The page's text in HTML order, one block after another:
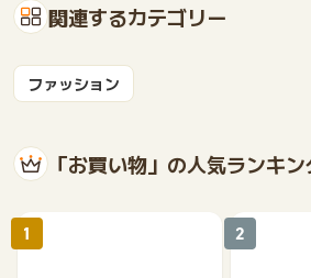
関連するカテゴリー
ファッション
「お買い物」の人気ランキ
1 2